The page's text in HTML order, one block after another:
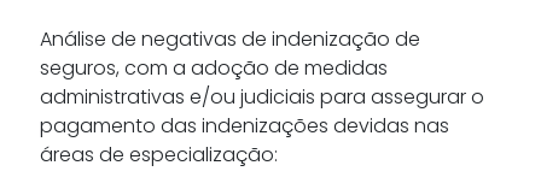
Análise de negativas de indenização de
seguros, com a adoção de medidas
administrativas e/ou judiciais para assegurar o
pagamento das indenizações devidas nas
áreas de especialização: